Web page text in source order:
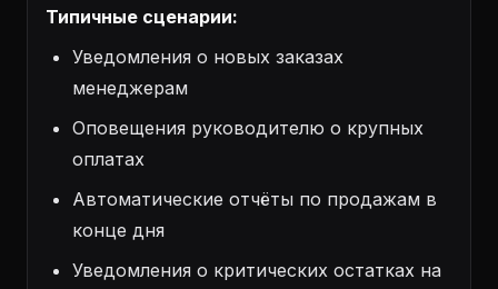
Типичные сценарии:
Уведомления о новых заказах
менеджерам
Оповещения руководителю о крупных
оплатах
Автоматические отчёты по продажам в
конце дня
Уведомления о критических остатках на